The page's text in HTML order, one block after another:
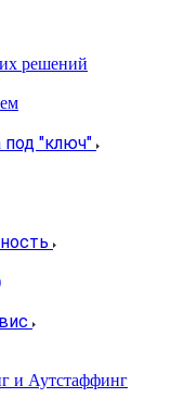
решений
под "ключ"
и Аутстаффинг